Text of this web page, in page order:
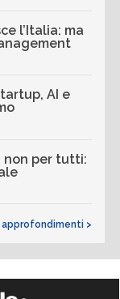
l’Italia: ma
AI e
non per tutti:
>